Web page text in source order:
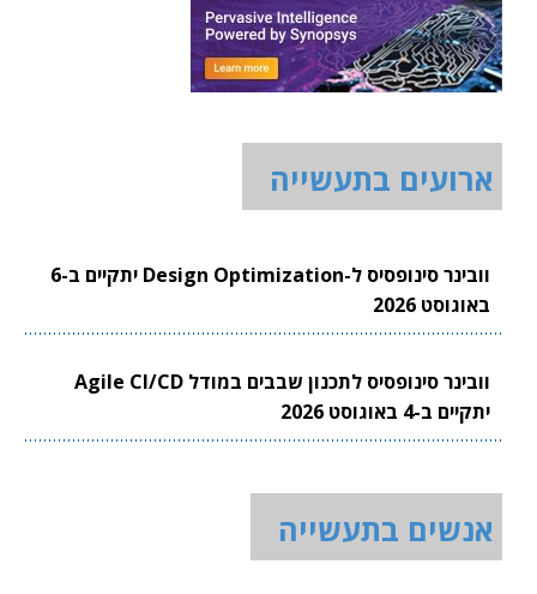
ארועים בתעשייה
וובינר סינופסיס ל-Design Optimization יתקיים ב-6
באוגוסט 2026
וובינר סינופסיס לתכנון שבבים במודל Agile CI/CD
יתקיים ב-4 באוגוסט 2026
אנשים בתעשייה